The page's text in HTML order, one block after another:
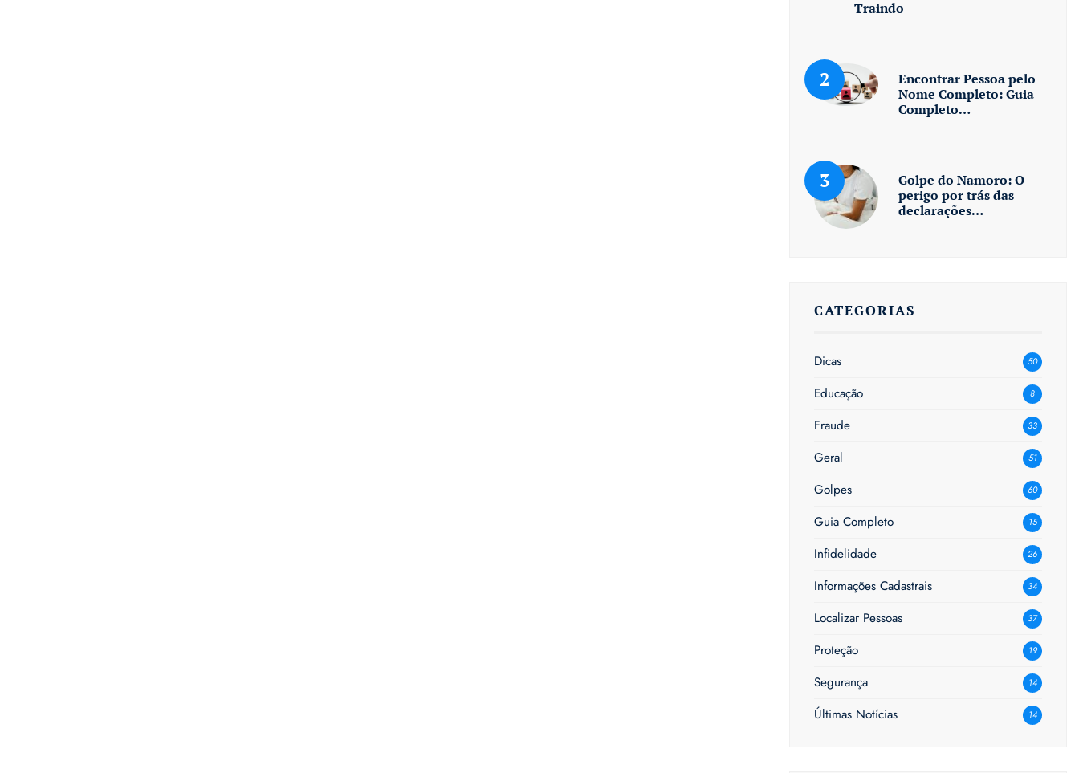
Traindo
Encontrar Pessoa pelo
Nome Completo: Guia
Completo…
Golpe do Namoro: O
perigo por trás das
declarações…
CATEGORIAS
Dicas 50
Educação 8
Fraude 33
Geral 51
Golpes 60
Guia Completo 15
Infidelidade 26
Informações Cadastrais 34
Localizar Pessoas 37
Proteção 19
Segurança 14
Últimas Notícias 14